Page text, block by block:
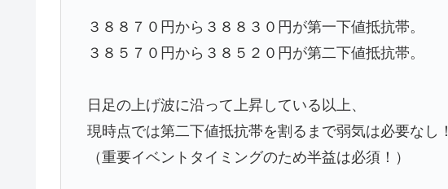
３８８７０円から３８８３０円が第一下値抵抗帯。
３８５７０円から３８５２０円が第二下値抵抗帯。
日足の上げ波に沿って上昇している以上、
現時点では第二下値抵抗帯を割るまで弱気は必要なし！
（重要イベントタイミングのため半益は必須！）